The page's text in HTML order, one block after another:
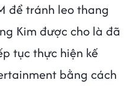
để tránh leo thang
Kim được cho là đã
tục thực hiện kế
bằng cách